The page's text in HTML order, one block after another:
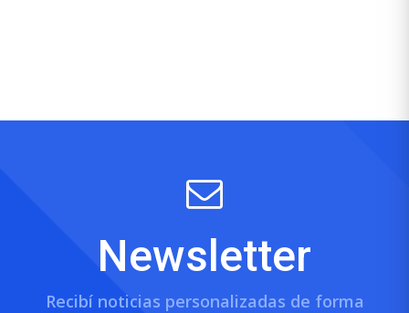
Newsletter
Recibí noticias personalizadas de forma